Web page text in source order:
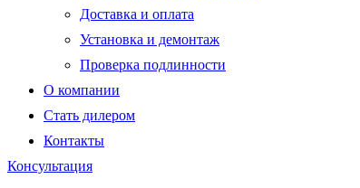
Доставка и оплата
Установка и демонтаж
Проверка подлинности
О компании
Стать дилером
Контакты
Консультация